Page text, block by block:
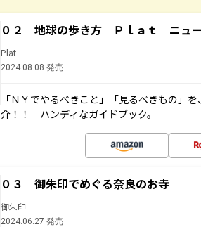
０２ 地球の歩き方 Ｐｌａｔ ニュ
Plat
2024.08.08 発売
「ＮＹでやるべきこと」「見るべきもの」
介！！ ハンディなガイドブック。
０３ 御朱印でめぐる奈良のお寺
御朱印
2024.06.27 発売